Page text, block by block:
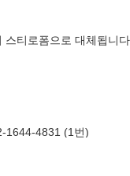
티로폼으로 대체됩니다.
1644-4831 (1번)